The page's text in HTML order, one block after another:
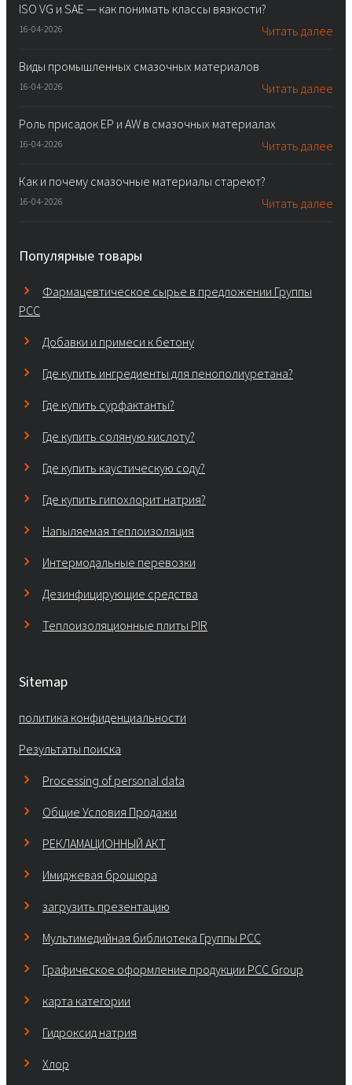
ISO VG и SAE — как понимать классы вязкости?
16-04-2026 Читать далее
Виды промышленных смазочных материалов
16-04-2026 Читать далее
Роль присадок EP и AW в смазочных материалах
16-04-2026 Читать далее
Как и почему смазочные материалы стареют?
16-04-2026 Читать далее
Популярные товары
Фармацевтическое сырье в предложении Группы
PCC
Добавки и примеси к бетону
Где купить ингредиенты для пенополиуретана?
Где купить сурфактанты?
Где купить соляную кислоту?
Где купить каустическую соду?
Где купить гипохлорит натрия?
Напыляемая теплоизоляция
Интермодальные перевозки
Дезинфицирующие средства
Теплоизоляционные плиты PIR
Sitemap
политика конфиденциальности
Результаты поиска
Processing of personal data
Общие Условия Продажи
РЕКЛАМАЦИОННЫЙ АКТ
Имиджевая брошюра
загрузить презентацию
Мультимедийная библиотека Группы РСС
Графическое оформление продукции PCC Group
карта категории
Гидроксид натрия
Хлор